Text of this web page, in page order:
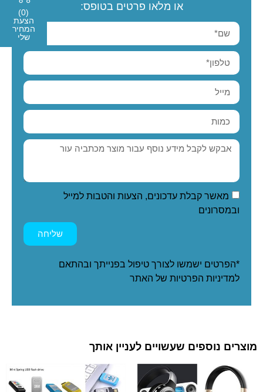
או מלאו פרטים בטופס:
מאשר קבלת עדכונים, הצעות והטבות למייל
ובמסרונים
שליחה
*הפרטים ישמשו לצורך טיפול בפנייתך ובהתאם
למדיניות הפרטיות של האתר
מוצרים נוספים שעשויים לעניין אותך
(0)
הצעת
המחיר
שלי